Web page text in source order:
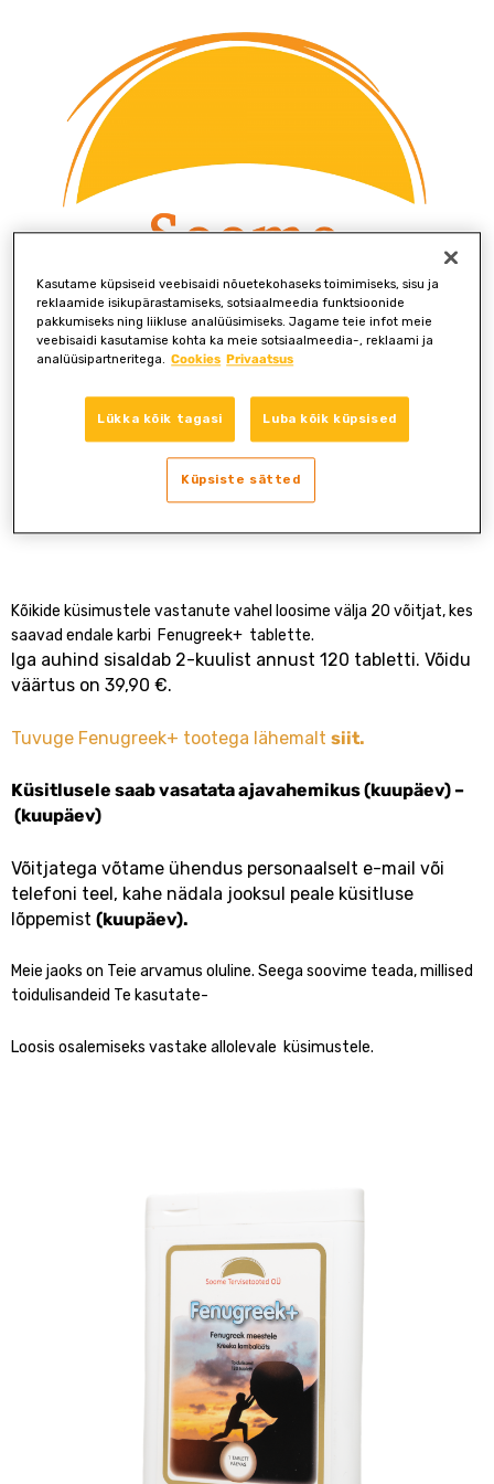
Tere tulemast Soome
Tervisetoodete online-loosimisse!
Kõikide küsimustele vastanute vahel loosime välja 20 võitjat, kes
saavad endale karbi Fenugreek+ tablette.
Iga auhind sisaldab 2-kuulist annust 120 tabletti. Võidu
väärtus on 39,90 €.
Tuvuge Fenugreek+ tootega lähemalt siit.
Küsitlusele saab vasatata ajavahemikus (kuupäev) –
(kuupäev)
Võitjatega võtame ühendus personaalselt e-mail või
telefoni teel, kahe nädala jooksul peale küsitluse
lõppemist (kuupäev).
Meie jaoks on Teie arvamus oluline. Seega soovime teada, millised
toidulisandeid Te kasutate-
Loosis osalemiseks vastake allolevale küsimustele.
Kasutame küpsiseid veebisaidi nõuetekohaseks toimimiseks, sisu ja
reklaamide isikupärastamiseks, sotsiaalmeedia funktsioonide
pakkumiseks ning liikluse analüüsimiseks. Jagame teie infot meie
veebisaidi kasutamise kohta ka meie sotsiaalmeedia-, reklaami ja
analüüsipartneritega. Cookies Privaatsus
Lükka kõik tagasi Luba kõik küpsised
Küpsiste sätted